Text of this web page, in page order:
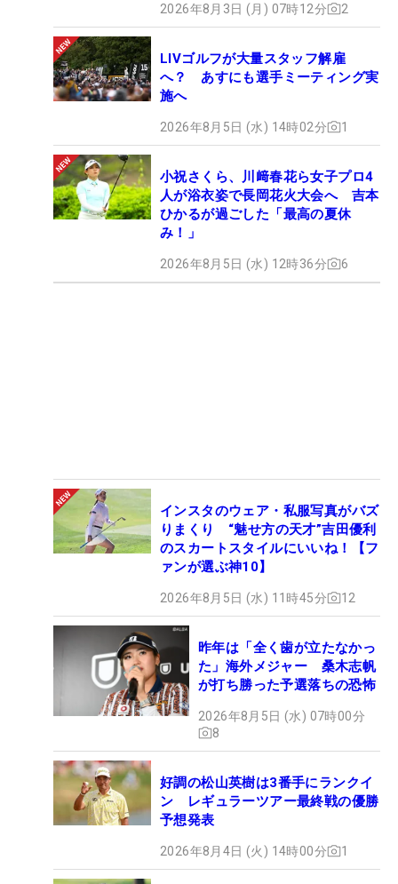
2026年8月3日 (月) 07時12分 2
LIVゴルフが大量スタッフ解雇
へ？ あすにも選手ミーティング実
施へ
2026年8月5日 (水) 14時02分 1
小祝さくら、川﨑春花ら女子プロ4
人が浴衣姿で長岡花火大会へ 吉本
ひかるが過ごした「最高の夏休
み！」
2026年8月5日 (水) 12時36分 6
インスタのウェア・私服写真がバズ
りまくり “魅せ方の天才”吉田優利
のスカートスタイルにいいね！【フ
ァンが選ぶ神10】
2026年8月5日 (水) 11時45分 12
昨年は「全く歯が立たなかっ
た」海外メジャー 桑木志帆
が打ち勝った予選落ちの恐怖
2026年8月5日 (水) 07時00分
8
好調の松山英樹は3番手にランクイ
ン レギュラーツアー最終戦の優勝
予想発表
2026年8月4日 (火) 14時00分 1